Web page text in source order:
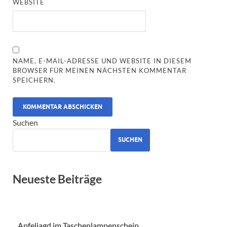
WEBSITE
NAME, E-MAIL-ADRESSE UND WEBSITE IN DIESEM
BROWSER FÜR MEINEN NÄCHSTEN KOMMENTAR
SPEICHERN.
ALTERNATIVE:
Suchen
SUCHEN
Neueste Beiträge